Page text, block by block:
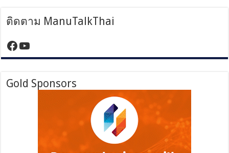
ติดตาม ManuTalkThai
https://www.facebook.com/
YouTube
Gold Sponsors